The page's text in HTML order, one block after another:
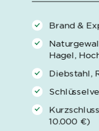
Brand &
Hagel,
Diebstahl,
10.000 €)